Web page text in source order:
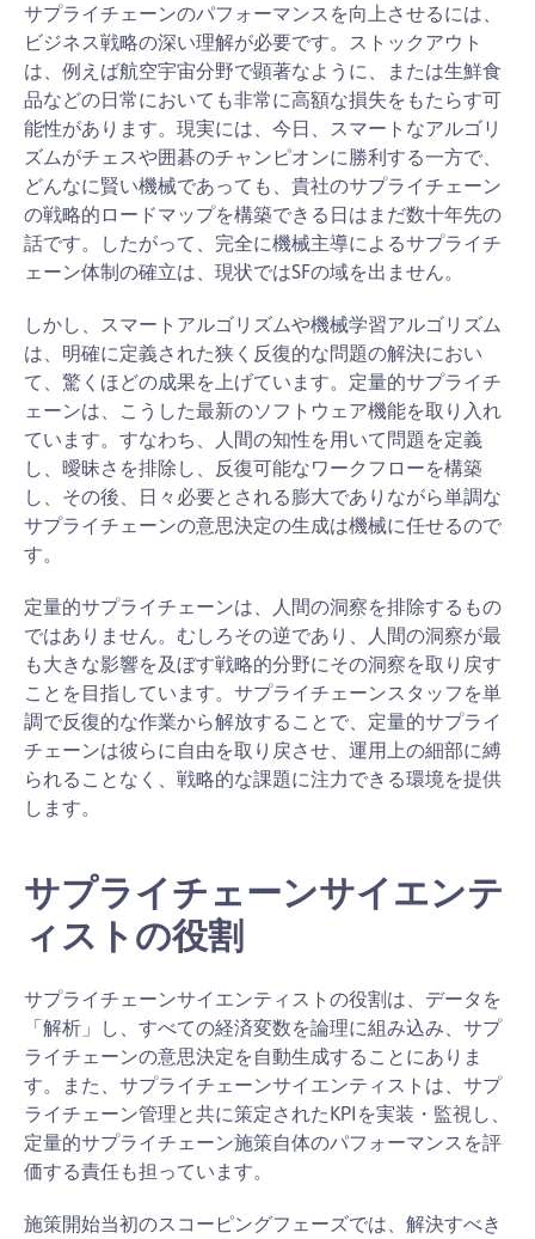
サプライチェーンのパフォーマンスを向上させるには、
ビジネス戦略の深い理解が必要です。ストックアウト
は、例えば航空宇宙分野で顕著なように、または生鮮食
品などの日常においても非常に高額な損失をもたらす可
能性があります。現実には、今日、スマートなアルゴリ
ズムがチェスや囲碁のチャンピオンに勝利する一方で、
どんなに賢い機械であっても、貴社のサプライチェーン
の戦略的ロードマップを構築できる日はまだ数十年先の
話です。したがって、完全に機械主導によるサプライチ
ェーン体制の確立は、現状ではSFの域を出ません。
しかし、スマートアルゴリズムや機械学習アルゴリズム
は、明確に定義された狭く反復的な問題の解決におい
て、驚くほどの成果を上げています。定量的サプライチ
ェーンは、こうした最新のソフトウェア機能を取り入れ
ています。すなわち、人間の知性を用いて問題を定義
し、曖昧さを排除し、反復可能なワークフローを構築
し、その後、日々必要とされる膨大でありながら単調な
サプライチェーンの意思決定の生成は機械に任せるので
す。
定量的サプライチェーンは、人間の洞察を排除するもの
ではありません。むしろその逆であり、人間の洞察が最
も大きな影響を及ぼす戦略的分野にその洞察を取り戻す
ことを目指しています。サプライチェーンスタッフを単
調で反復的な作業から解放することで、定量的サプライ
チェーンは彼らに自由を取り戻させ、運用上の細部に縛
られることなく、戦略的な課題に注力できる環境を提供
します。
サプライチェーンサイエンテ
ィストの役割
サプライチェーンサイエンティストの役割は、データを
「解析」し、すべての経済変数を論理に組み込み、サプ
ライチェーンの意思決定を自動生成することにありま
す。また、サプライチェーンサイエンティストは、サプ
ライチェーン管理と共に策定されたKPIを実装・監視し、
定量的サプライチェーン施策自体のパフォーマンスを評
価する責任も担っています。
施策開始当初のスコーピングフェーズでは、解決すべき